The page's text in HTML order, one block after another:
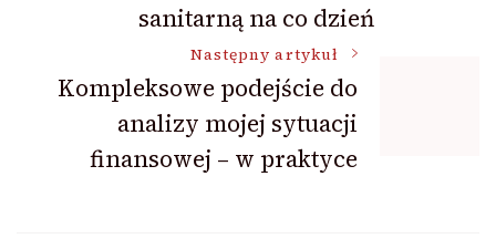
sanitarną na co dzień
Następny artykuł
Kompleksowe podejście do
analizy mojej sytuacji
finansowej – w praktyce